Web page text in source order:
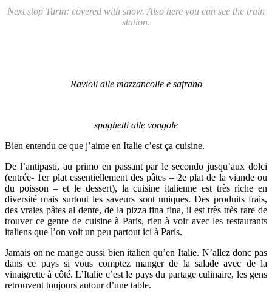
Next stop Turin: covered with snow. Also here you can see the train
station.
Ravioli alle mazzancolle e safrano
spaghetti alle vongole
Bien entendu ce que j’aime en Italie c’est ça cuisine.
De l’antipasti, au primo en passant par le secondo jusqu’aux dolci
(entrée- 1er plat essentiellement des pâtes – 2e plat de la viande ou
du poisson – et le dessert), la cuisine italienne est très riche en
diversité mais surtout les saveurs sont uniques. Des produits frais,
des vraies pâtes al dente, de la pizza fina fina, il est très très rare de
trouver ce genre de cuisine à Paris, rien à voir avec les restaurants
italiens que l’on voit un peu partout ici à Paris.
Jamais on ne mange aussi bien italien qu’en Italie. N’allez donc pas
dans ce pays si vous comptez manger de la salade avec de la
vinaigrette à côté. L’Italie c’est le pays du partage culinaire, les gens
retrouvent toujours autour d’une table.